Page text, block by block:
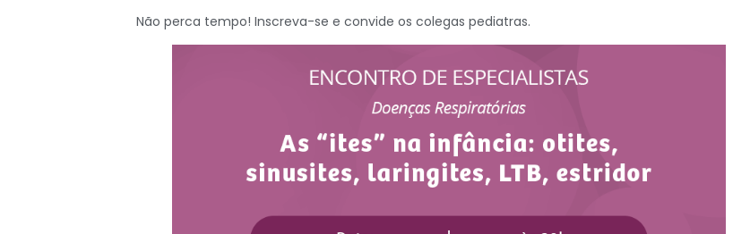
Não perca tempo! Inscreva-se e convide os colegas pediatras.